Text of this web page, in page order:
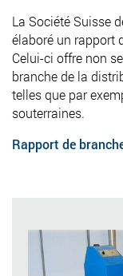
La Société Suisse
élaboré un rapport
Celui-ci offre non
branche de la
telles que par
souterraines.
Rapport de